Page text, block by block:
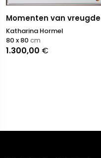
Momenten van vreugde
Katharina Hormel
1.300,00 €
80 x 80 cm